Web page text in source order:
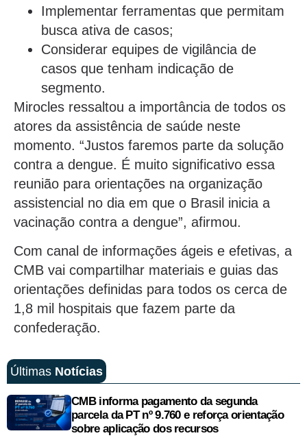
Implementar ferramentas que permitam
busca ativa de casos;
Considerar equipes de vigilância de
casos que tenham indicação de
segmento.
Mirocles ressaltou a importância de todos os
atores da assistência de saúde neste
momento. “Justos faremos parte da solução
contra a dengue. É muito significativo essa
reunião para orientações na organização
assistencial no dia em que o Brasil inicia a
vacinação contra a dengue”, afirmou.
Com canal de informações ágeis e efetivas, a
CMB vai compartilhar materiais e guias das
orientações definidas para todos os cerca de
1,8 mil hospitais que fazem parte da
confederação.
Últimas Notícias
CMB informa pagamento da segunda
parcela da PT nº 9.760 e reforça orientação
sobre aplicação dos recursos